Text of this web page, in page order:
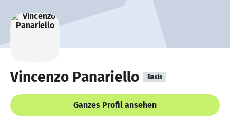
Vincenzo Panariello Basis
Ganzes Profil ansehen